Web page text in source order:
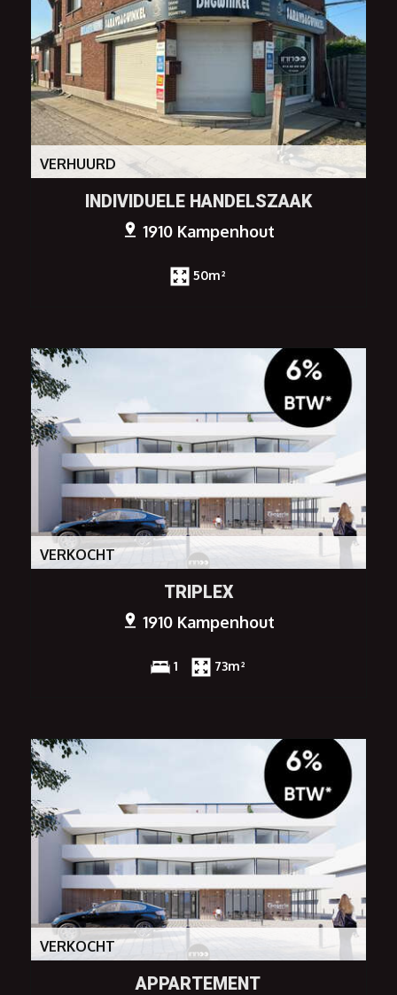
VERHUURD
INDIVIDUELE HANDELSZAAK
1910 Kampenhout
50m²
VERKOCHT
TRIPLEX
1910 Kampenhout
1 73m²
VERKOCHT
APPARTEMENT